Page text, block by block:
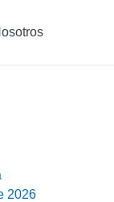
2026